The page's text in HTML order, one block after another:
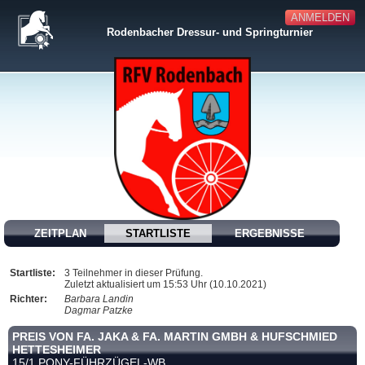
ANMELDEN
Rodenbacher Dressur- und Springturnier
ZEITPLAN STARTLISTE ERGEBNISSE
Startliste:
3 Teilnehmer in dieser Prüfung.
Zuletzt aktualisiert um 15:53 Uhr (10.10.2021)
Richter:
Barbara Landin
Dagmar Patzke
PREIS VON FA. JAKA & FA. MARTIN GMBH & HUFSCHMIED
HETTESHEIMER